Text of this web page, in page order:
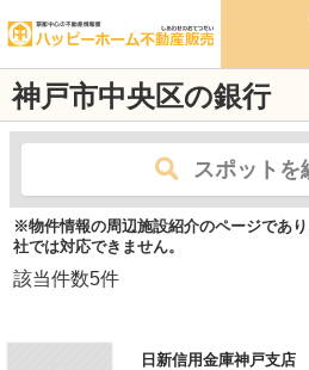
神戸市中央区の銀行
スポットを
※物件情報の周辺施設紹介のページであ
社では対応できません。
該当件数5件
日新信用金庫神戸支店